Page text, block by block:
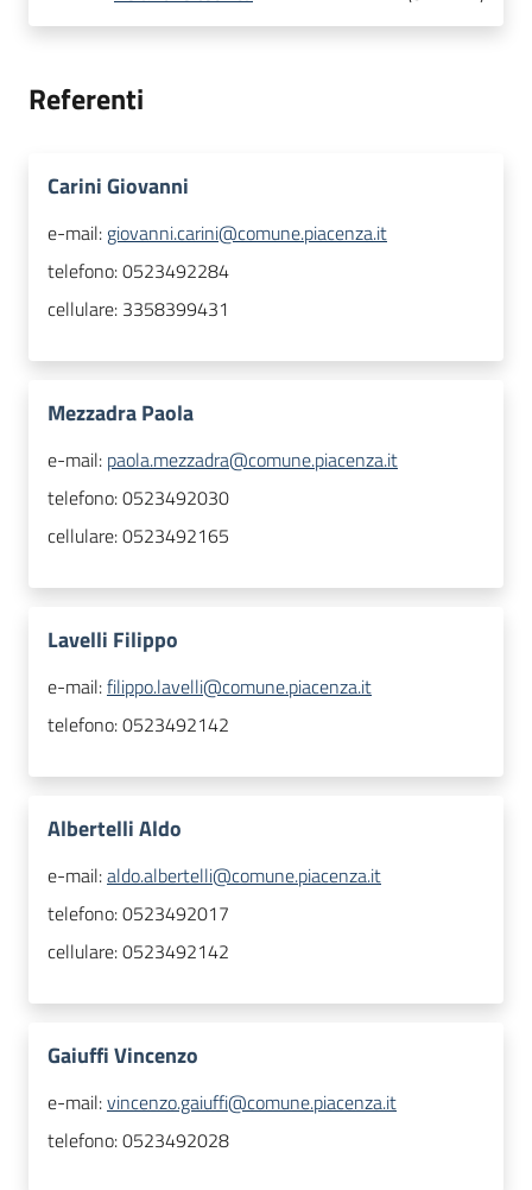
Referenti
Carini Giovanni
e-mail: giovanni.carini@comune.piacenza.it
telefono:0523492284
cellulare: 3358399431
Mezzadra Paola
e-mail: paola.mezzadra@comune.piacenza.it
telefono:0523492030
cellulare:0523492165
Lavelli Filippo
e-mail:filippo.lavelli@comune.piacenza.it
telefono:0523492142
Albertelli Aldo
e-mail:aldo.albertelli@comune.piacenza.it
telefono:0523492017
cellulare:0523492142
Gaiuffi Vincenzo
e-mail:vincenzo.gaiuffi@comune.piacenza.it
telefono:0523492028